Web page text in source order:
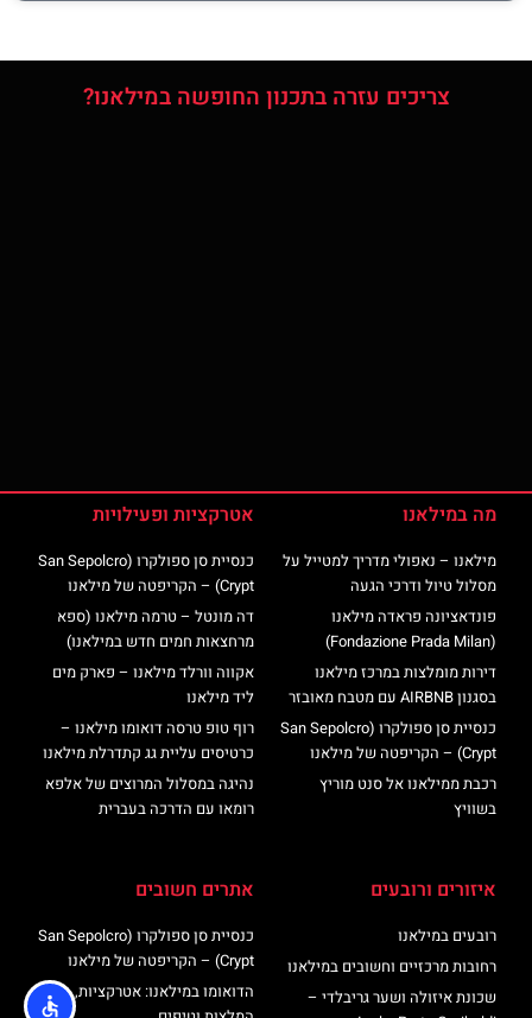
צריכים עזרה בתכנון החופשה במילאנו?
מה במילאנו
מילאנו – נאפולי מדריך למטייל על
מסלול טיול ודרכי הגעה
פונדאציונה פראדה מילאנו
(Fondazione Prada Milan)
דירות מומלצות במרכז מילאנו
בסגנון AIRBNB עם מטבח מאובזר
כנסיית סן ספולקרו (San Sepolcro
Crypt) – הקריפטה של מילאנו
רכבת ממילאנו אל סנט מוריץ
בשוויץ
אטרקציות ופעילויות
כנסיית סן ספולקרו (San Sepolcro
Crypt) – הקריפטה של מילאנו
דה מונטל – טרמה מילאנו (ספא
מרחצאות חמים חדש במילאנו)
אקווה וורלד מילאנו – פארק מים
ליד מילאנו
רוף טופ טרסה דואומו מילאנו –
כרטיסים עליית גג קתדרלת מילאנו
נהיגה במסלול המרוצים של אלפא
רומאו עם הדרכה בעברית
איזורים ורובעים
רובעים במילאנו
רחובות מרכזיים וחשובים במילאנו
שכונת איזולה ושער גריבלדי –
אתרים חשובים
כנסיית סן ספולקרו (San Sepolcro
Crypt) – הקריפטה של מילאנו
הדואומו במילאנו: אטרקציות,